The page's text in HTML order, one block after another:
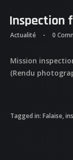
Inspection
Actualité 0
Mission
(Rendu
Tagged in: Falaise,